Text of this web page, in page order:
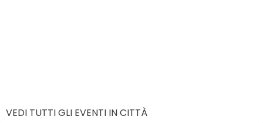
VEDI TUTTI GLI EVENTI IN CITTÀ